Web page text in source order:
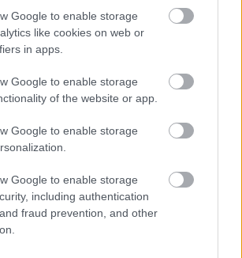
Google to enable storage
like cookies on web or
in apps.
Google to enable storage
of the website or app.
Google to enable storage
Google to enable storage
including authentication
fraud prevention, and other
vizsgálatra, az orvos hirtelen
„Asszonyom, azonnal hívom a